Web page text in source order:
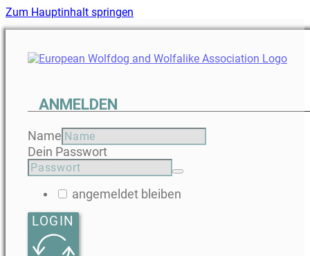
Zum Hauptinhalt springen
ANMELDEN
Name
Dein Passwort
angemeldet bleiben
LOGIN